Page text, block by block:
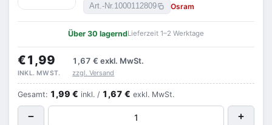
Art.-Nr.1000112809 Osram
Über 30 lagerndLieferzeit 1–2 Werktage
€1,99 1,67 € exkl. MwSt.
INKL. MWST. zzgl. Versand
Gesamt: 1,99 € inkl. / 1,67 € exkl. MwSt.
− +